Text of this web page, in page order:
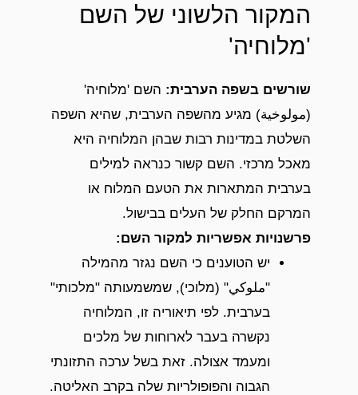
המקור הלשוני של השם
'מלוחיה'
שורשים בשפה הערבית: השם 'מלוחיה'
(مولوخية) מגיע מהשפה הערבית, שהיא השפה
השלטת במדינות רבות שבהן המלוחיה היא
מאכל מרכזי. השם קשור כנראה למילים
בערבית המתארות את הטעם המלוח או
המרקם החלק של העלים בבישול.
פרשנויות אפשריות למקור השם:
יש הטוענים כי השם נגזר מהמילה
"ملوكي" (מלוכי), שמשמעותה "מלכותי"
בערבית. לפי תיאוריה זו, המלוחיה
נקשרה בעבר לארוחות של מלכים
ומעמד אצולה. זאת בשל ערכה התזונתי
הגבוה והפופולריות שלה בקרב האליטה.